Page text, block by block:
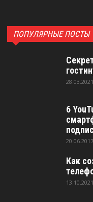
ПОПУЛЯРНЫЕ ПОСТЫ
28.03.2021
6
20.06.2017
Как
13.10.2021